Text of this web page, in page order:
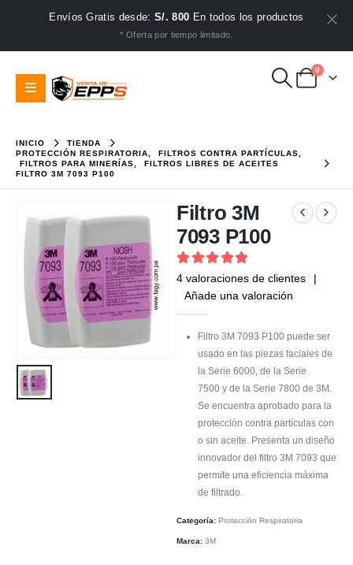
Envíos Gratis desde:S/. 800 En todos los productos
* Oferta por tiempo limitado.
0
INICIO
TIENDA
PROTECCIÓN RESPIRATORIA
FILTROS CONTRA PARTÍCULAS
FILTROS PARA MINERÍAS
FILTROS LIBRES DE ACEITES
FILTRO 3M 7093 P100
Filtro 3M
7093 P100
5 out of 5
4 valoraciones de clientes
|
Añade una valoración
Filtro 3M 7093 P100 puede ser
usado en las piezas faciales de
la Serie 6000, de la Serie
7500 y de la Serie 7800 de 3M.
Se encuentra aprobado para la
protección contra partículas con
o sin aceite. Presenta un diseño
innovador del filtro 3M 7093 que
permite una eficiencia máxima
de filtrado.
Categoría: Protección Respiratoria
Marca: 3M